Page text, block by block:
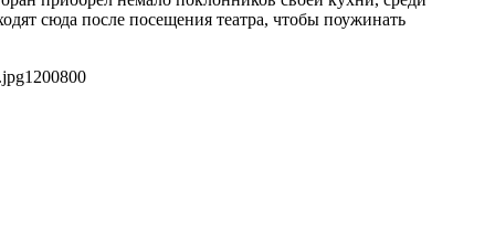
сюда после посещения театра, чтобы поужинать
1200800